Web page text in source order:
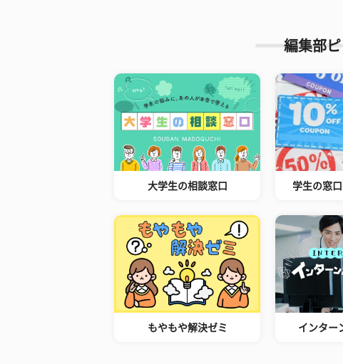
編集部
大学生の相談窓口 学生の窓
もやもや解決ゼミ インター